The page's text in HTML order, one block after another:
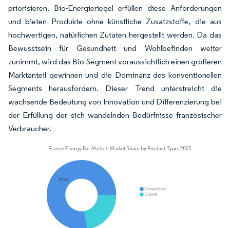
priorisieren. Bio-Energieriegel erfüllen diese Anforderungen
und bieten Produkte ohne künstliche Zusatzstoffe, die aus
hochwertigen, natürlichen Zutaten hergestellt werden. Da das
Bewusstsein für Gesundheit und Wohlbefinden weiter
zunimmt, wird das Bio-Segment voraussichtlich einen größeren
Marktanteil gewinnen und die Dominanz des konventionellen
Segments herausfordern. Dieser Trend unterstreicht die
wachsende Bedeutung von Innovation und Differenzierung bei
der Erfüllung der sich wandelnden Bedürfnisse französischer
Verbraucher.